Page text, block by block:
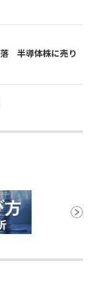
落 半導体株に売り